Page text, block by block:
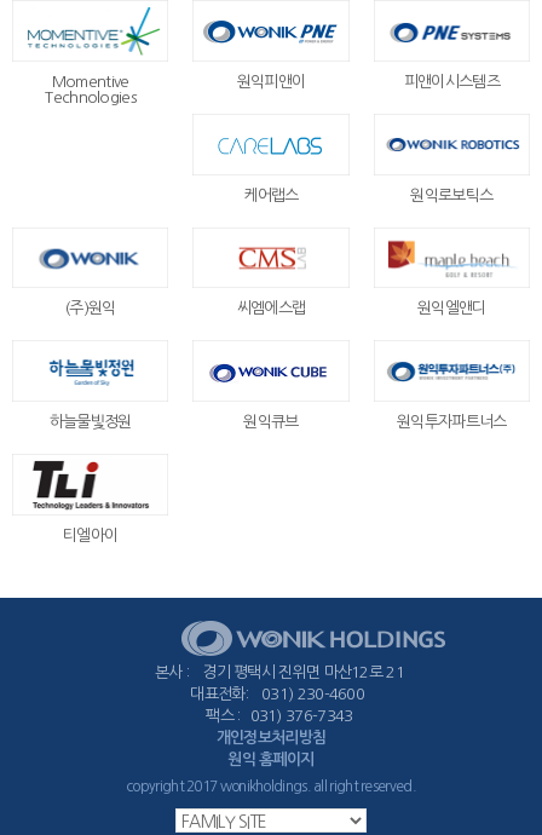
Momentive
Technologies
원익피앤이 피앤이시스템즈
케어랩스 원익로보틱스
(주)원익 씨엠에스랩 원익엘앤디
하늘물빛정원 원익큐브 원익투자파트너스
티엘아이
본사
경기 평택시 진위면 마산12로 21
대표전화
031) 230-4600
팩스
031) 376-7343
개인정보처리방침
원익 홈페이지
copyright 2017 wonikholdings. all right reserved.